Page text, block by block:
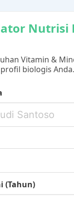
Nutrisi
Vitamin &
biologis Anda.
(Tahun)